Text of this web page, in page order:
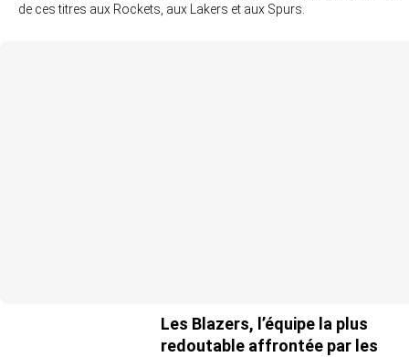
de ces titres aux Rockets, aux Lakers et aux Spurs.
Les Blazers, l’équipe la plus
redoutable affrontée par les